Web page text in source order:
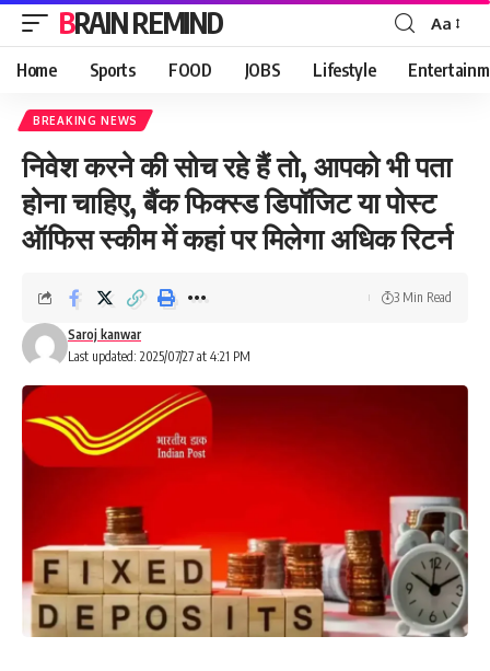
BRAIN REMIND
Font
Resizer
Aa
Home Sports FOOD JOBS Lifestyle
BREAKING NEWS
निवेश करने की सोच रहे हैं तो, आपको भी पता
होना चाहिए, बैंक फिक्स्ड डिपॉजिट या पोस्ट
ऑफिस स्कीम में कहां पर मिलेगा अधिक रिटर्न
Last updated: 2025/07/27 at 4:21 PM
Saroj kanwar
3 Min Read